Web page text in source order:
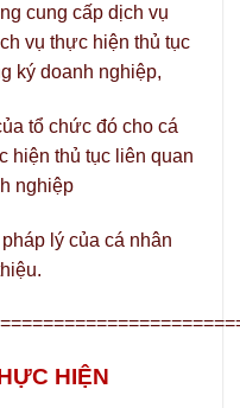
cung cấp dịch vụ
vụ thực hiện thủ tục
ký doanh nghiệp,
tổ chức đó cho cá
hiện thủ tục liên quan
nghiệp
lý của cá nhân
HIỆN